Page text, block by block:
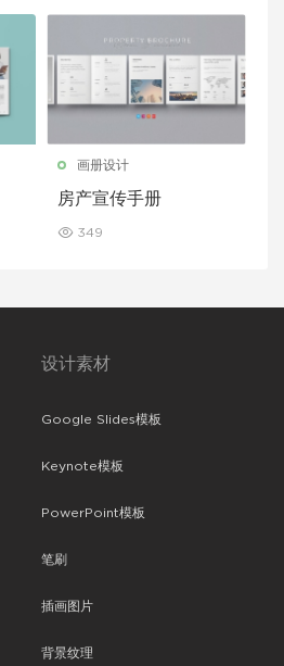
画册设计
房产宣传手册
349
设计素材
Google Slides模板
Keynote模板
PowerPoint模板
笔刷
插画图片
背景纹理